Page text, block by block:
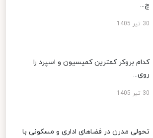
چ...
30 تیر 1405
کدام بروکر کمترین کمیسیون و اسپرد را
روی...
30 تیر 1405
تحولی مدرن در فضاهای اداری و مسکونی با